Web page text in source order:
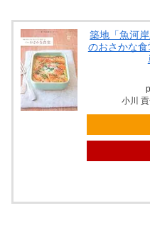
築地「魚河
のおさかな
小川